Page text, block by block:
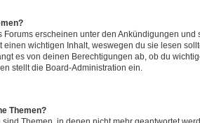
Forums erscheinen unter den Ankündigungen und
einen wichtigen Inhalt, weswegen du sie lesen
es von deinen Berechtigungen ab, ob du
stellt die Board-Administration ein.
Themen?